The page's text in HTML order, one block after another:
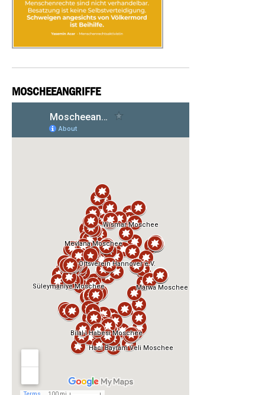
MOSCHEEANGRIFFE